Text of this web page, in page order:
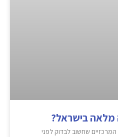
בישראל?
שחשוב לבדוק לפני